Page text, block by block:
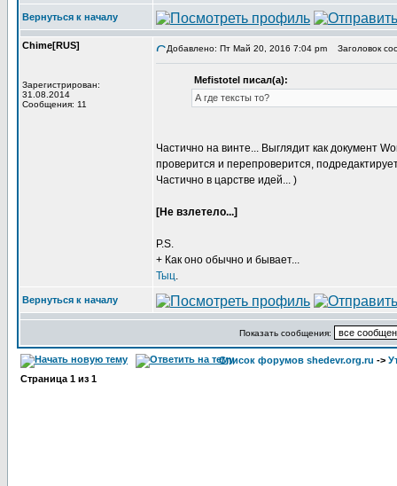
Вернуться к началу
Chime[RUS]
Зарегистрирован:
31.08.2014
Сообщения: 11
Добавлено: Пт Май 20, 2016 7:04 pm Заголовок
Mefistotel писал(а):
А где тексты то?
Частично на винте... Выглядит как документ
проверится и перепроверится,
Частично в царстве идей... )
[Не взлетело...]
P.S.
+ Как оно обычно и бывает...
Тыц.
Вернуться к началу
Показать сообщения:
Список форумов shedevr.org.ru ->
Страница 1 из 1